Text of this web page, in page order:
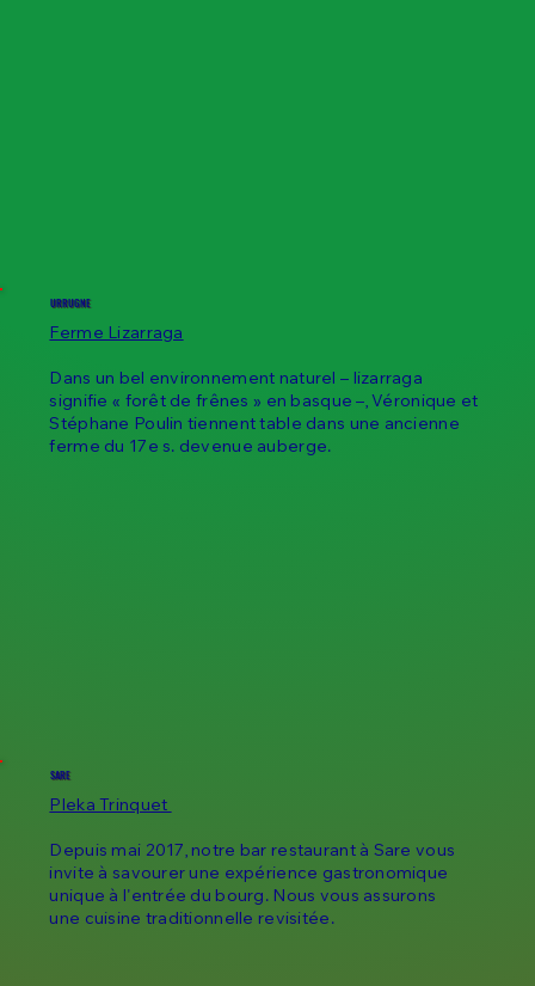
URRUGNE
Ferme Lizarraga
Dans un bel environnement naturel – lizarraga
signifie « forêt de frênes » en basque –, Véronique et
Stéphane Poulin tiennent table dans une ancienne
ferme du 17e s. devenue auberge.
SARE
Pleka Trinquet
Depuis mai 2017, notre bar restaurant à Sare vous
invite à savourer une expérience gastronomique
unique à l'entrée du bourg. Nous vous assurons
une cuisine traditionnelle revisitée.